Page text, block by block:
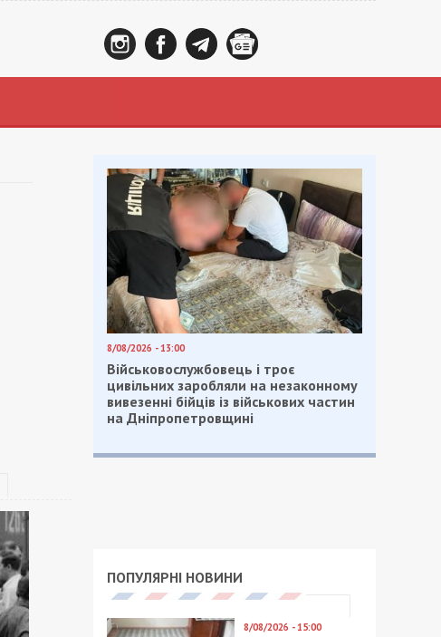
8/08/2026 - 13:00
Військовослужбовець і троє
цивільних заробляли на незаконному
вивезенні бійців із військових частин
на Дніпропетровщині
ПОПУЛЯРНІ НОВИНИ
8/08/2026 - 15:00